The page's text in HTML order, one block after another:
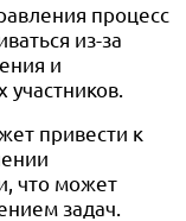
процесс
из-за
и
привести к
что может
задач.